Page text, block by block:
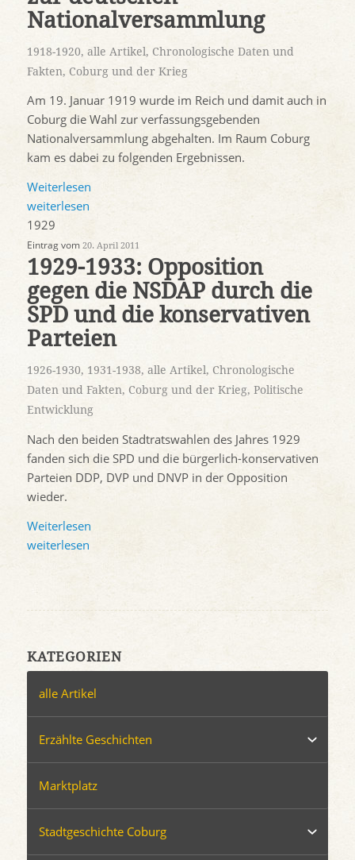
Nationalversammlung
1918-1920, alle Artikel, Chronologische Daten und
Fakten, Coburg und der Krieg
Am 19. Januar 1919 wurde im Reich und damit auch in
Coburg die Wahl zur verfassungsgebenden
Nationalversammlung abgehalten. Im Raum Coburg
kam es dabei zu folgenden Ergebnissen.
Weiterlesen
weiterlesen
1929
Eintrag vom 20. April 2011
1929-1933: Opposition
gegen die NSDAP durch die
SPD und die konservativen
Parteien
1926-1930, 1931-1938, alle Artikel, Chronologische
Daten und Fakten, Coburg und der Krieg, Politische
Entwicklung
Nach den beiden Stadtratswahlen des Jahres 1929
fanden sich die SPD und die bürgerlich-konservativen
Parteien DDP, DVP und DNVP in der Opposition
wieder.
Weiterlesen
weiterlesen
KATEGORIEN
alle Artikel
Erzählte Geschichten
Marktplatz
Stadtgeschichte Coburg